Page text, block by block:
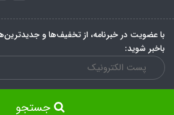
جستجو
با عضویت در خبرنامه، از تخفیف‌ها و
باخبر شوید: